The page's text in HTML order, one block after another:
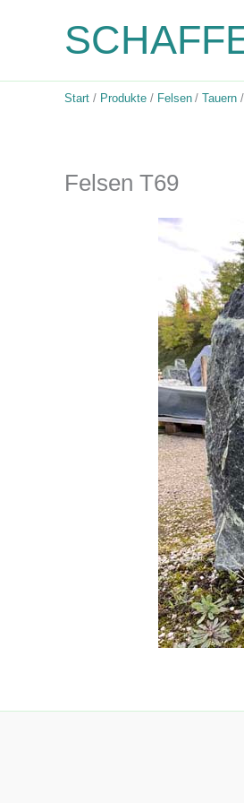
Start Produkte Felsen Tauern
Felsen T69